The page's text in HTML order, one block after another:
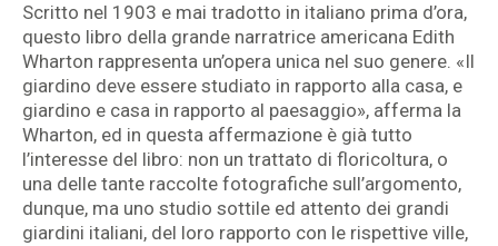
Scritto nel 1903 e mai tradotto in italiano prima d’ora,
questo libro della grande narratrice americana Edith
Wharton rappresenta un’opera unica nel suo genere. «Il
giardino deve essere studiato in rapporto alla casa, e
giardino e casa in rapporto al paesaggio», afferma la
Wharton, ed in questa affermazione è già tutto
l’interesse del libro: non un trattato di floricoltura, o
una delle tante raccolte fotografiche sull’argomento,
dunque, ma uno studio sottile ed attento dei grandi
giardini italiani, del loro rapporto con le rispettive ville,